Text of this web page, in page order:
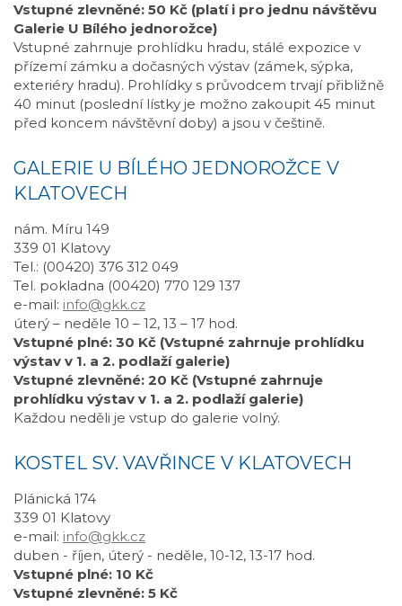
Vstupné zlevněné: 50 Kč (platí i pro jednu návštěvu
Galerie U Bílého jednorožce)
Vstupné zahrnuje prohlídku hradu, stálé expozice v
přízemí zámku a dočasných výstav (zámek, sýpka,
exteriéry hradu). Prohlídky s průvodcem trvají přibližně
40 minut (poslední lístky je možno zakoupit 45 minut
před koncem návštěvní doby) a jsou v češtině.
GALERIE U BÍLÉHO JEDNOROŽCE V
KLATOVECH
nám. Míru 149
339 01 Klatovy
Tel.: (00420) 376 312 049
Tel. pokladna (00420) 770 129 137
e-mail: info@gkk.cz
úterý – neděle 10 – 12, 13 – 17 hod.
Vstupné plné: 30 Kč (Vstupné zahrnuje prohlídku
výstav v 1. a 2. podlaží galerie)
Vstupné zlevněné: 20 Kč (Vstupné zahrnuje
prohlídku výstav v 1. a 2. podlaží galerie)
Každou neděli je vstup do galerie volný.
KOSTEL SV. VAVŘINCE V KLATOVECH
Plánická 174
339 01 Klatovy
e-mail: info@gkk.cz
duben - říjen, úterý - neděle, 10-12, 13-17 hod.
Vstupné plné: 10 Kč
Vstupné zlevněné: 5 Kč